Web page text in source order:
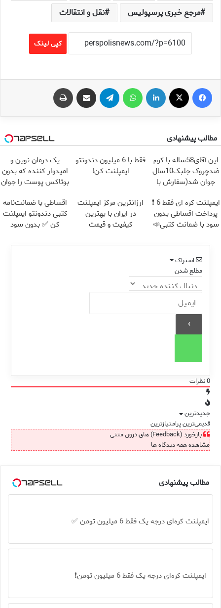
مرجع خبری پرسپولیس نقل و انتقالات
کپی لینک
فیس بوک لینکدین واتس آپ تلگرام اشتراک گذاری از طریق ایمیل
مطالب پیشنهادی
این آقای58ساله با کرم
ضدچروک جلبک10سال
جوان شد(سفارش با
فقط با 6 میلیون دندونتو
ایمپلنت کن!
یک درمان نوین و
امیدوار کننده که بدون
بوتاکس پوست را جوان
ایمپلنت کره ای فقط 6 ❗
پرداخت اقساطی بدون
سود با ضمانت کتبی📣
ارزانترین مرکز ایمپلنت
در ایران با بهترین
کیفیت و قیمت
اقساطی با ضمانت‌نامه
کتبی دندونتو ایمپلنت
کن ✅ بدون سود
اشتراک
مطلع شدن
0نظرات
جدیدترین
قدیمی‌ترینپرامتیازترین
بازخورد (Feedback) های درون متنی
مشاهده همه دیدگاه ها
مطالب پیشنهادی
ایمپلنت کره‌ای درجه یک فقط 6 میلیون تومن ✅
ایمپلنت کره‌ای درجه یک فقط 6 میلیون تومن❗